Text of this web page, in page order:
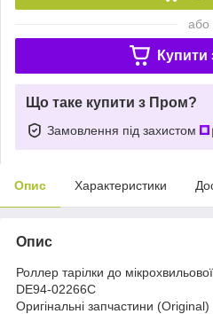
або
Купити
Що таке купити з Пром?
Замовлення під захистом
Опис Характеристики
Опис
Роллер тарілки до
DE94-02266C
Оригінальні запчастини (Original)